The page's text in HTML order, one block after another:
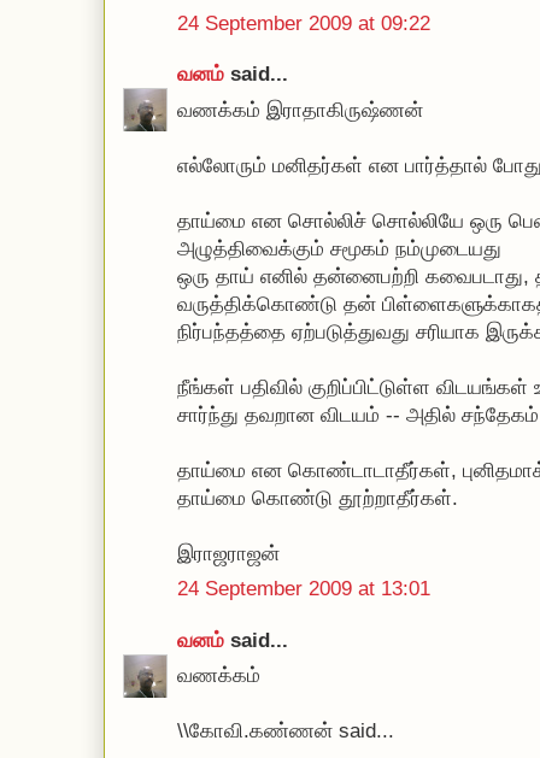
24 September 2009 at 09:22
வனம் said...
வணக்கம் இராதாகிருஷ்ணன்
எல்லோரும் மனிதர்கள் என பார்த்தால்
தாய்மை என சொல்லிச் சொல்லியே ஒரு
அழுத்திவைக்கும் சமூகம் நம்முடையது
ஒரு தாய் எனில் தன்னைபற்றி கவைபடாது,
வருத்திக்கொண்டு தன்
நிர்பந்தத்தை ஏற்படுத்துவது சரியாக
நீங்கள் பதிவில் குறிப்பிட்டுள்ள
சார்ந்து தவறான விடயம் -- அதில்
தாய்மை என கொண்டாடாதீர்கள்,
தாய்மை கொண்டு தூற்றாதீர்கள்.
இராஜராஜன்
24 September 2009 at 13:01
வனம் said...
வணக்கம்
\\கோவி.கண்ணன் said...